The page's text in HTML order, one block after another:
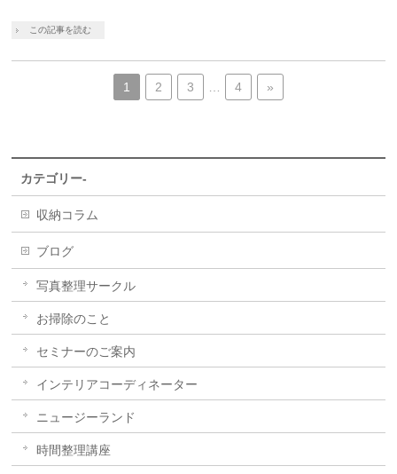
この記事を読む
1 2 3 4 »
カテゴリー-
収納コラム
ブログ
写真整理サークル
お掃除のこと
セミナーのご案内
インテリアコーディネーター
ニュージーランド
時間整理講座